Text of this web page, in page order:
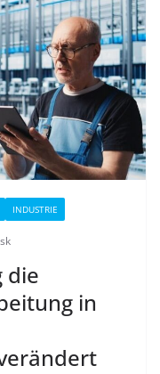
INDUSTRIE
die
in